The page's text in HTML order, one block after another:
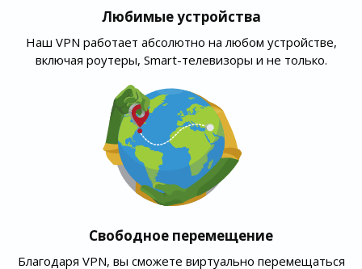
Любимые устройства
Наш VPN работает абсолютно на любом устройстве,
включая роутеры, Smart-телевизоры и не только.
Свободное перемещение
Благодаря VPN, вы сможете виртуально перемещаться